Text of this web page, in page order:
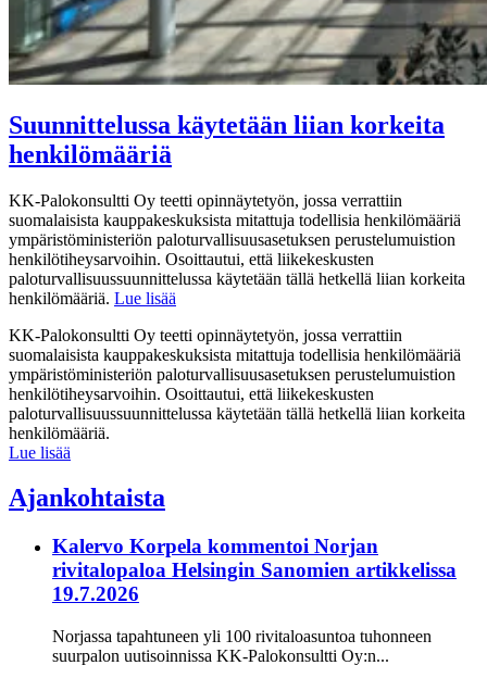
Suunnittelussa käytetään liian korkeita
henkilömääriä
KK-Palokonsultti Oy teetti opinnäytetyön, jossa verrattiin
suomalaisista kauppakeskuksista mitattuja todellisia henkilömääriä
ympäristöministeriön paloturvallisuusasetuksen perustelumuistion
henkilötiheysarvoihin. Osoittautui, että liikekeskusten
paloturvallisuussuunnittelussa käytetään tällä hetkellä liian korkeita
henkilömääriä. Lue lisää
KK-Palokonsultti Oy teetti opinnäytetyön, jossa verrattiin
suomalaisista kauppakeskuksista mitattuja todellisia henkilömääriä
ympäristöministeriön paloturvallisuusasetuksen perustelumuistion
henkilötiheysarvoihin. Osoittautui, että liikekeskusten
paloturvallisuussuunnittelussa käytetään tällä hetkellä liian korkeita
henkilömääriä.
Lue lisää
Ajankohtaista
Kalervo Korpela kommentoi Norjan
rivitalopaloa Helsingin Sanomien artikkelissa
19.7.2026
Norjassa tapahtuneen yli 100 rivitaloasuntoa tuhonneen
suurpalon uutisoinnissa KK-Palokonsultti Oy:n...